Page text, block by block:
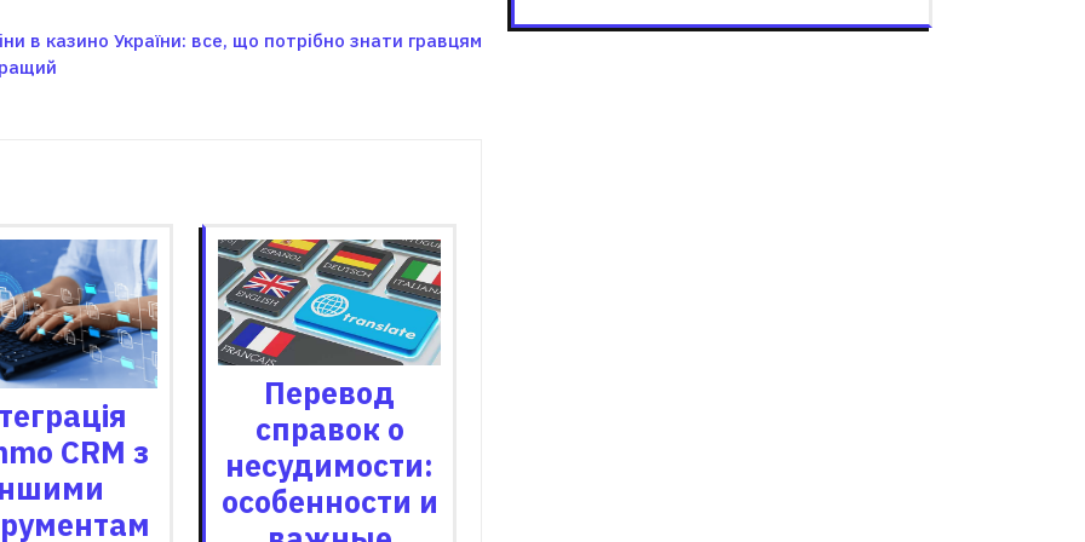
в казино України: все, що потрібно знати гравцям
CRM з
Перевод
справок о
несудимости:
особенности и